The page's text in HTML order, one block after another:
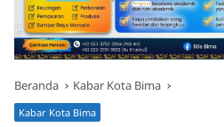
Beranda Kabar Kota Bima
Kabar Kota Bima